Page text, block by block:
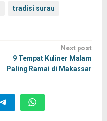
tradisi surau
Next post
9 Tempat Kuliner Malam
Paling Ramai di Makassar